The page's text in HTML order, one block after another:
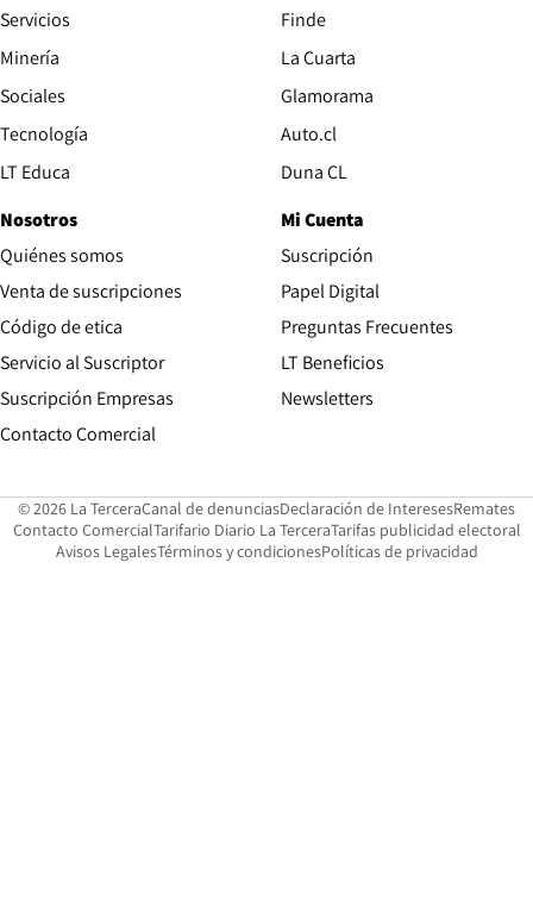
Servicios
Minería
Sociales
Tecnología
LT Educa
Finde
La Cuarta
Glamorama
Auto.cl
Duna CL
Nosotros
Quiénes somos
Venta de suscripciones
Código de etica Opens in new window
Servicio al Suscriptor
Suscripción Empresas
Contacto Comercial
Mi Cuenta
Suscripción
Papel Digital
Preguntas Frecuentes
LT Beneficios
Newsletters
© 2026 La TerceraCanal de denunciasOpens in new window
Declaración de InteresesOpens in
Remates
Contacto ComercialOpens in new window
Tarifario Diario La TerceraOpens in new window
Tarifas publicidad electoral
Avisos LegalesOpens in new window
Términos y condicionesPolíticas de privacidad